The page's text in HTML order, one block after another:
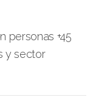
personas +45
y sector